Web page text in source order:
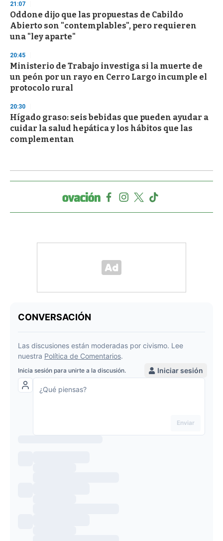
21:07
Oddone dijo que las propuestas de Cabildo
Abierto son "contemplables", pero requieren
una "ley aparte"
20:45
Ministerio de Trabajo investiga si la muerte de
un peón por un rayo en Cerro Largo incumple el
protocolo rural
20:30
Hígado graso: seis bebidas que pueden ayudar a
cuidar la salud hepática y los hábitos que las
complementan